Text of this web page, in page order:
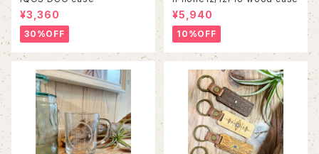
¥3,360
30%OFF
¥5,940
10%OFF